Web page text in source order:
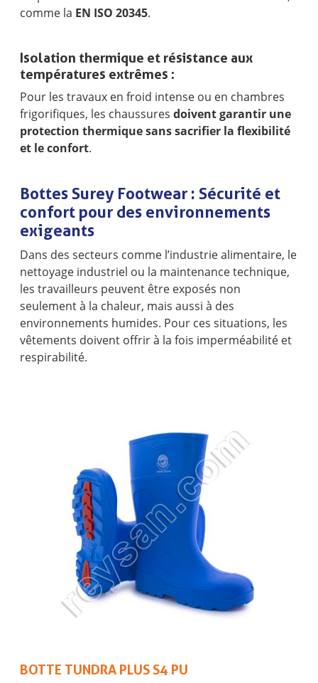
comme la EN ISO 20345.
Isolation thermique et résistance aux
températures extrêmes :
Pour les travaux en froid intense ou en chambres
frigorifiques, les chaussuresdoivent garantir une
protection thermique sans sacrifier la flexibilité
et le confort.
Bottes Surey Footwear : Sécurité et
confort pour des environnements
exigeants
Dans des secteurs comme l’industrie alimentaire, le
nettoyage industriel ou la maintenance technique,
les travailleurs peuvent être exposés non
seulement à la chaleur, mais aussi à des
environnements humides. Pour ces situations, les
vêtements doivent offrir à la fois imperméabilité et
respirabilité.
BOTTE TUNDRA PLUS S4 PU